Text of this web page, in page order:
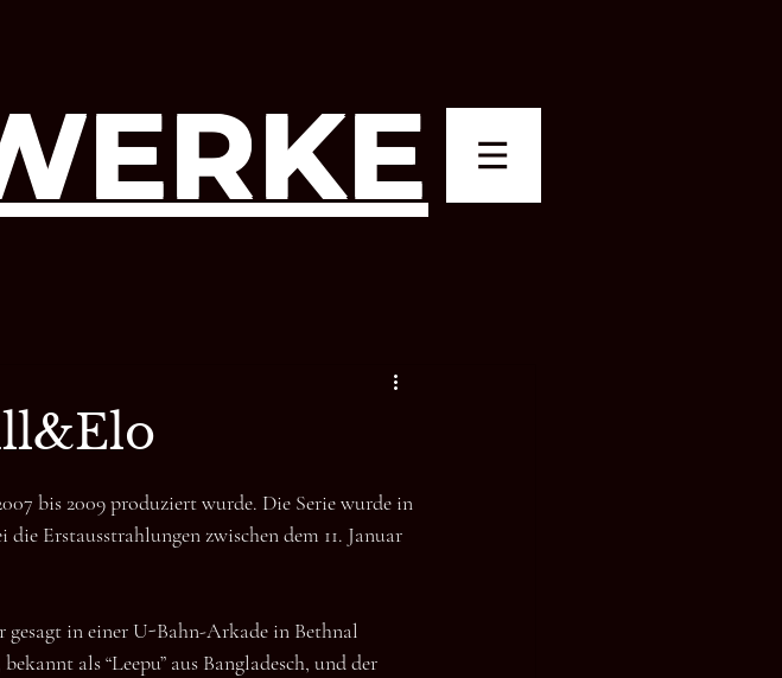
bis 2009 produziert wurde. Die Serie wurde in
Erstausstrahlungen zwischen dem 11. Januar
gesagt in einer U-Bahn-Arkade in Bethnal
als “Leepu” aus Bangladesch, und der